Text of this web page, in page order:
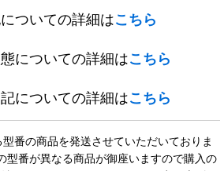
ついての詳細はこちら
についての詳細はこちら
についての詳細はこちら
番の商品を発送させていただいておりま
型番が異なる商品が御座いますので購入の